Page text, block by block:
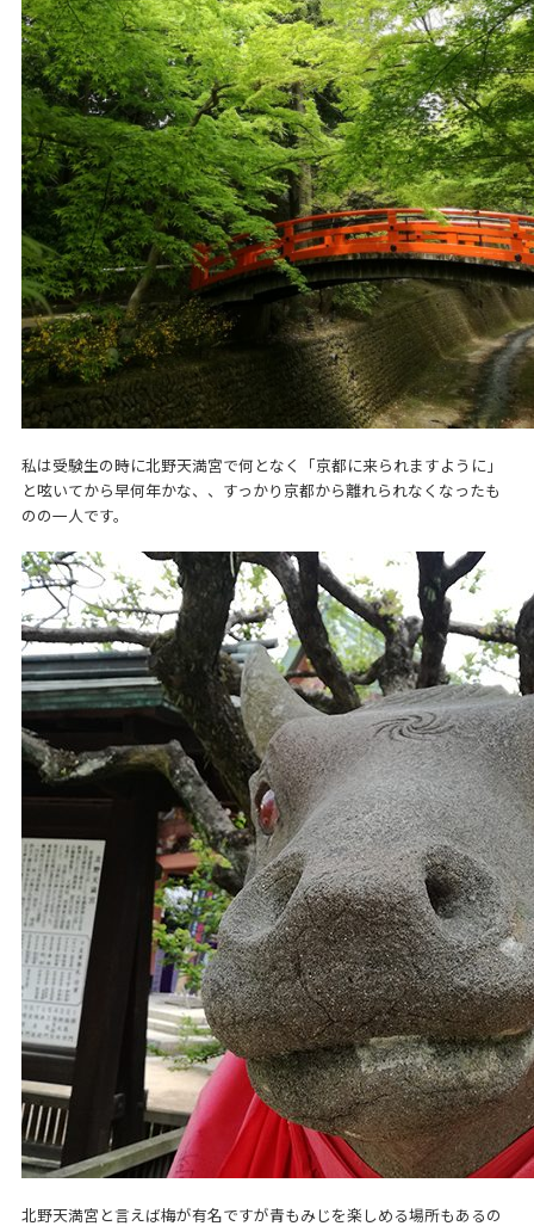
私は受験生の時に北野天満宮で何となく「京都に来られますように」
と呟いてから早何年かな、、すっかり京都から離れられなくなったも
のの一人です。
北野天満宮と言えば梅が有名ですが青もみじを楽しめる場所もあるの